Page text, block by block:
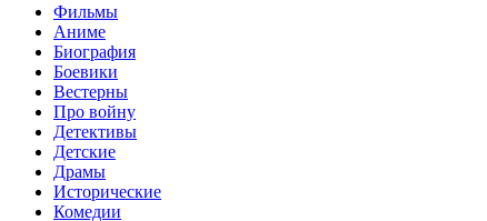
Фильмы
Аниме
Биография
Боевики
Вестерны
Про войну
Детективы
Детские
Драмы
Исторические
Комедии